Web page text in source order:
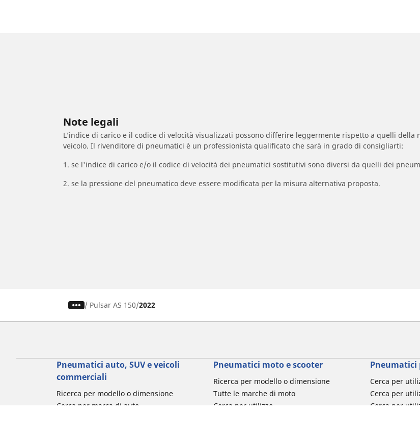
Note legali
L’indice di carico e il codice di velocità visualizzati possono differire leggermente rispetto a quelli
veicolo. Il rivenditore di pneumatici è un professionista qualificato che sarà in grado di consigliarti:
1. se l'indice di carico e/o il codice di velocità dei pneumatici sostitutivi sono diversi da quelli dei
2. se la pressione del pneumatico deve essere modificata per la misura alternativa proposta.
/ Pulsar AS 150 2022
Pneumatici auto, SUV e veicoli
commerciali
Ricerca per modello o dimensione
Cerca per marca di auto
Pneumatici moto e scooter
Ricerca per modello o dimensione
Tutte le marche di moto
Cerca per utilizzo
Pneumatici
Cerca per
Cerca per
Cerca per